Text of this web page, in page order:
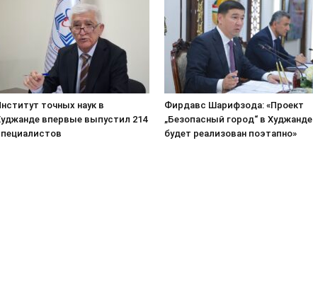
точных наук в
впервые выпустил 214
Фирдавс Шарифзода: «Проект
„Безопасный город“ в Худжанде
будет реализован поэтапно»